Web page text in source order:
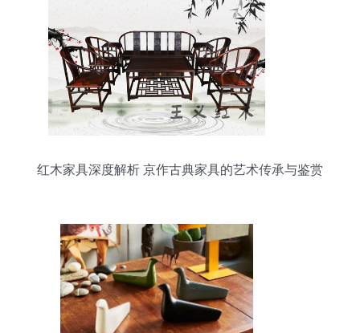
红木家具深度解析 京作古典家具的艺术传承与鉴赏